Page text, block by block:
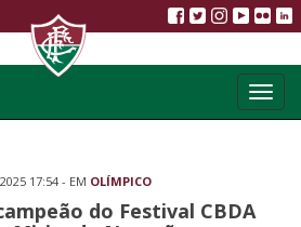
17:54 - EM OLÍMPICO
do Festival CBDA